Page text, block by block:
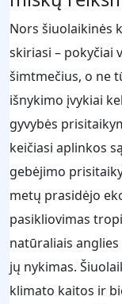
Nors šiuolaikinės
skiriasi – pokyčiai
šimtmečius, o ne
išnykimo įvykiai
gyvybės
keičiasi aplinkos
gebėjimo
metų prasidėjo
pasikliovimas
natūraliais
jų nykimas.
klimato kaitos ir